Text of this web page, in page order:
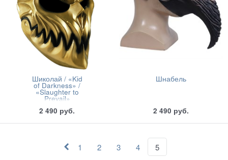
Шиколай / «Kid
of Darkness» /
«Slaughter to
Prevail»
2 490 руб.
Шнабель
2 490 руб.
1 2 3 4 5